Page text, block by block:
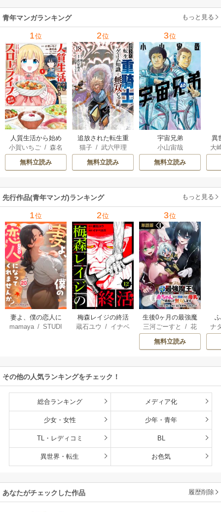
してみた 7巻
青年マンガランキング もっと見る
1位
人質生活から始め
るスローライフ
小賀いちご /森名
尚
無料立読み
2位
追放された転生重
騎士はゲーム知識
で無双する
猫子/ 武六甲理
衣/じゃいあん
無料立読み
3位
宇宙兄弟
小山宙哉
無料立読み
異
は
大
Ａ
先行作品(青年マンガ)ランキング もっと見る
1位
妻よ、僕の恋人に
なってくれません
mamaya/STUDI
2位
梅森レイジの終活
蔵石ユウ / イナベ
3位
生後0ヶ月の最強魔
王 食べるだけ強
くなるチート能力
持ち転生者だけど
雄たちの母乳で成
三河ごーすと /花
房雪/ マップ
無料立読み
ナ
その他の人気ランキングをチェック！
総合ランキング メディア化
少女・女性 少年・青年
TL・レディコミ BL
異世界・転生 お色気
あなたがチェックした作品 履歴削除